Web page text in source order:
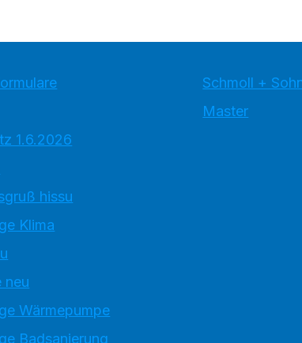
1.6.2026
hissu
Klima
neu
Wärmepumpe
Badsanierung
Schmoll +
Master